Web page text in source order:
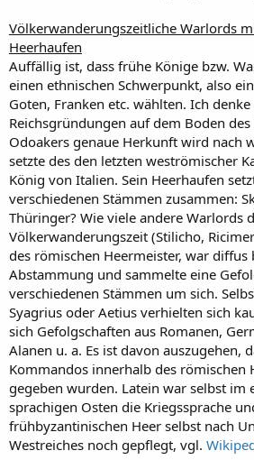
Völkerwanderungszeitliche Warlords
Heerhaufen
Auffällig ist, dass frühe Könige bzw.
einen ethnischen Schwerpunkt, also
Goten, Franken etc. wählten. Ich
Reichsgründungen auf dem Boden
Odoakers genaue Herkunft wird nach
setzte des den letzten weströmischer
König von Italien. Sein Heerhaufen
verschiedenen Stämmen zusammen:
Thüringer? Wie viele andere Warlords
Völkerwanderungszeit (Stilicho,
des römischen Heermeister, war diffus
Abstammung und sammelte eine
verschiedenen Stämmen um sich.
Syagrius oder Aetius verhielten sich
sich Gefolgschaften aus Romanen,
Alanen u. a. Es ist davon auszugehen,
Kommandos innerhalb des römischen
gegeben wurden. Latein war selbst im
sprachigen Osten die Kriegssprache
frühbyzantinischen Heer selbst nach
Westreiches noch gepflegt, vgl.